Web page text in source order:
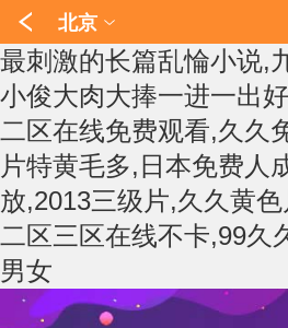
最刺激的长篇乱惀小说,
小俊大肉大捧一进一出
二区在线免费观看,久久
片特黄毛多,日本免费人
放,2013三级片,久久黄
二区三区在线不卡,99久
男女
北京